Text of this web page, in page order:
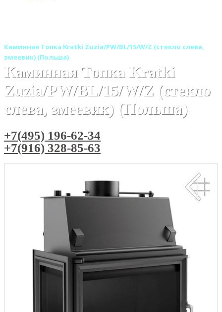
Каминная Топка Kratki Zuzia/PW/BL/15/W/Z (стекло слева,
змеевик) (Польша)
Каминная Топка Kratki
Zuzia/PW/BL/15/W/Z (стекло
слева, змеевик) (Польша)
+7(495) 196-62-34
+7(916) 328-85-63